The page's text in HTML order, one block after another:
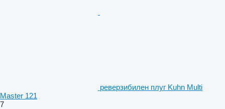
реверзибилен плуг Kuhn Multi
Master 121
7